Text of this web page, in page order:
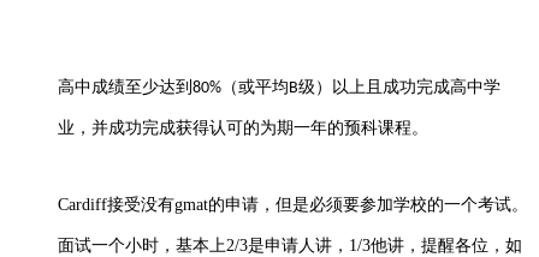
高中成绩至少达到 80% （或平均B级）以上且成功完成高中学
业，并成功完成获得认可的为期一年的预科课程。
Cardiff接受没有gmat的申请，但是必须要参加学校的一个考试。
面试一个小时，基本上2/3是申请人讲，1/3他讲，提醒各位，如